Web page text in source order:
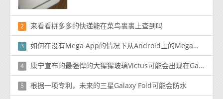
2 来看看拼多多的快递能在菜鸟裹裹上查到吗
3 如何在没有Mega App的情况下从Android上的Mega下载
4 康宁宣布的最强悍的大猩猩玻璃Victus可能会出现在Galaxy Note 20上！
5 根据一项专利，未来的三星Galaxy Fold可能会防水